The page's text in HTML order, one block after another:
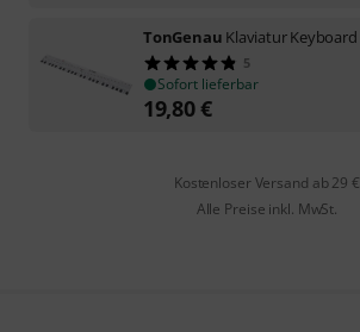
TonGenau Klaviatur Keyboard
5
Sofort lieferbar
19,80€
Kostenloser Versand ab 29 €
Alle Preise inkl. MwSt.